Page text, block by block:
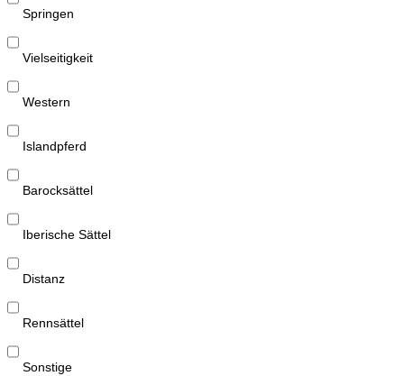
Springen
Vielseitigkeit
Western
Islandpferd
Barocksättel
Iberische Sättel
Distanz
Rennsättel
Sonstige